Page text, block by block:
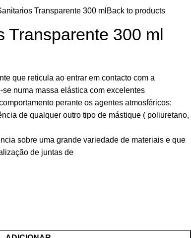
Transparente 300 ml Back to products
Transparente 300 ml
que reticula ao entrar em contacto com a
numa massa elástica com excelentes
perante os agentes atmosféricos:
de qualquer outro tipo de mástique ( poliuretano,
sobre uma grande variedade de materiais e que
de juntas de